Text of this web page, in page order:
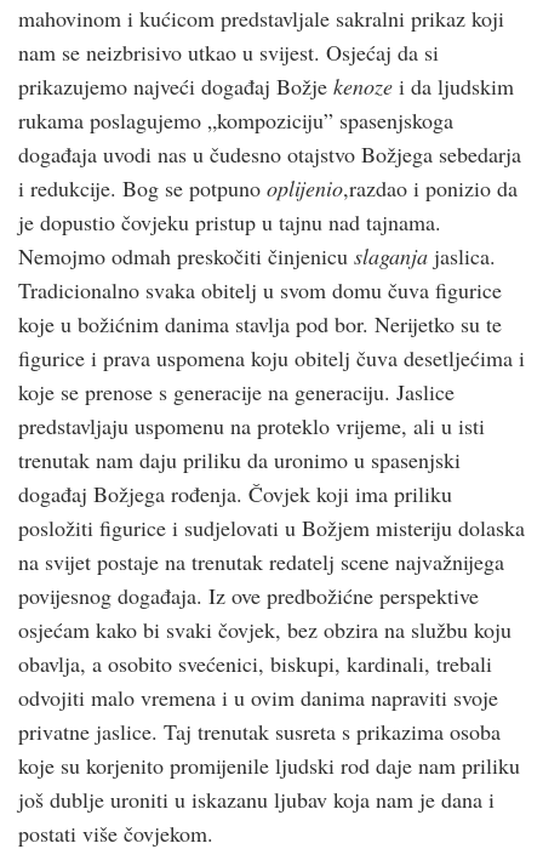
mahovinom i kućicom predstavljale sakralni prikaz koji
nam se neizbrisivo utkao u svijest. Osjećaj da si
prikazujemo najveći događaj Božje kenoze i da ljudskim
rukama poslagujemo „kompoziciju” spasenjskoga
događaja uvodi nas u čudesno otajstvo Božjega sebedarja
i redukcije. Bog se potpuno oplijenio,razdao i ponizio da
je dopustio čovjeku pristup u tajnu nad tajnama.
Nemojmo odmah preskočiti činjenicu slaganja jaslica.
Tradicionalno svaka obitelj u svom domu čuva figurice
koje u božićnim danima stavlja pod bor. Nerijetko su te
figurice i prava uspomena koju obitelj čuva desetljećima i
koje se prenose s generacije na generaciju. Jaslice
predstavljaju uspomenu na proteklo vrijeme, ali u isti
trenutak nam daju priliku da uronimo u spasenjski
događaj Božjega rođenja. Čovjek koji ima priliku
posložiti figurice i sudjelovati u Božjem misteriju dolaska
na svijet postaje na trenutak redatelj scene najvažnijega
povijesnog događaja. Iz ove predbožićne perspektive
osjećam kako bi svaki čovjek, bez obzira na službu koju
obavlja, a osobito svećenici, biskupi, kardinali, trebali
odvojiti malo vremena i u ovim danima napraviti svoje
privatne jaslice. Taj trenutak susreta s prikazima osoba
koje su korjenito promijenile ljudski rod daje nam priliku
još dublje uroniti u iskazanu ljubav koja nam je dana i
postati više čovjekom.